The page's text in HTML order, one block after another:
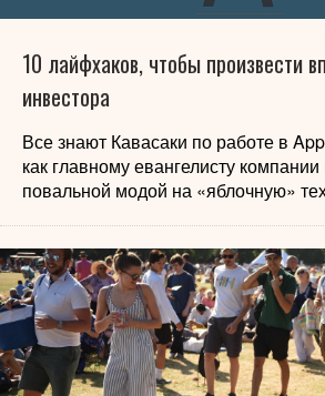
10 лайфхаков, чтобы произвести
инвестора
Все знают Кавасаки по работе в
как главному евангелисту
повальной модой на «яблочную»